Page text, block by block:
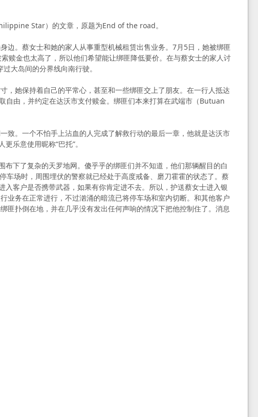
Star）的文章，原题为End of the road。
边。蔡女士和她的家人从事重型机械租赁出售业务。7月5日，她被绑匪
赎金也太高了，所以他们希望能让绑匪降低要价。在与蔡女士的家人讨
大岛间的分界线向南行驶。
，她保持着自己的平常心，甚至和一些绑匪交上了朋友。在一行人抵达
由，并约定在达沃市支付赎金。绑匪们本来打算在武端市（Butuan
致。一个不怕手上沾血的人完成了解救行动的最后一章，他就是达沃市
乐意使用昵称“巴托”。
下了复杂的天罗地网。傻乎乎的绑匪们并不知道，他们那辆醒目的白
车场时，周围埋伏的警察就已经处于高度戒备、磨刀霍霍的状态了。蔡
客户是否携带武器，如果有你肯定进不去。所以，护送蔡女士进入银
业务在正常进行，不过汹涌的暗流已将停车场和室内切断。和其他客户
匪扑倒在地，并在几乎没有发出任何声响的情况下把他控制住了。消息